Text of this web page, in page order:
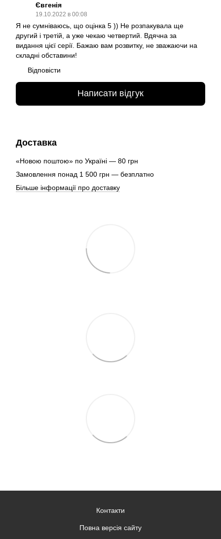
Євгенія
19.10.2022 в 00:08
Я не сумніваюсь, що оцінка 5 )) Не розпакувала ще
другий і третій, а уже чекаю четвертий. Вдячна за
видання цієї серії. Бажаю вам розвитку, не зважаючи на
складні обставини!
Відповісти
Написати відгук
Доставка
«Новою поштою» по Україні — 80 грн
Замовлення понад 1 500 грн — безплатно
Більше інформації про доставку
Контакти
Повна версія сайту